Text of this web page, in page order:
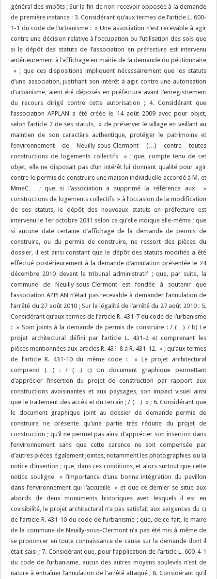
général des impôts ; Sur la fin de non-recevoir opposée à la demande
de première instance : 3. Considérant qu’aux termes de l’article L. 600-
1-1 du code de l’urbanisme : » Une association n’est recevable à agir
contre une décision relative à l’occupation ou l’utilisation des sols que
si le dépôt des statuts de l’association en préfecture est intervenu
antérieurement à l’affichage en mairie de la demande du pétitionnaire
» ; que ces dispositions impliquent nécessairement que les statuts
d’une association, justifiant son intérêt à agir contre une autorisation
d’urbanisme, aient été déposés en préfecture avant l’enregistrement
du recours dirigé contre cette autorisation ; 4. Considérant que
l’association APPLAN a été créée le 14 août 2009 avec pour objet,
selon l’article 2 de ses statuts, » de préserver le village en veillant au
maintien de son caractère authentique, protéger le patrimoine et
l’environnement de Neuilly-sous-Clermont (…) contre toutes
constructions de logements collectifs » ; que, compte tenu de cet
objet, elle ne disposait pas d’un intérêt lui donnant qualité pour agir
contre le permis de construire une maison individuelle accordé à M. et
MmeC… ; que si l’association a supprimé la référence aux »
constructions de logements collectifs » à l’occasion de la modification
de ses statuts, le dépôt des nouveaux statuts en préfecture est
intervenu le 1er octobre 2011 selon ce qu’elle indique elle-même ; que
si aucune date certaine d’affichage de la demande de permis de
construire, ou du permis de construire, ne ressort des pièces du
dossier, il est ainsi constant que le dépôt des statuts modifiés a été
effectué postérieurement à la demande d’annulation présentée le 24
décembre 2010 devant le tribunal administratif ; que, par suite, la
commune de Neuilly-sous-Clermont est fondée à soutenir que
l’association APPLAN n’était pas recevable à demander l’annulation de
l’arrêté du 27 août 2010 ; Sur la légalité de l’arrêté du 27 août 2010 : 5.
Considérant qu’aux termes de l’article R. 431-7 du code de l’urbanisme
: » Sont joints à la demande de permis de construire : / (…) / b) Le
projet architectural défini par l’article L. 431-2 et comprenant les
pièces mentionnées aux articles R. 431-8 à R. 431-12. » ; qu’aux termes
de l’article R. 431-10 du même code : » Le projet architectural
comprend (…) : / (…) c) Un document graphique permettant
d’apprécier l’insertion du projet de construction par rapport aux
constructions avoisinantes et aux paysages, son impact visuel ainsi
que le traitement des accès et du terrain ; / (…) » ; 6. Considérant que
le document graphique joint au dossier de demande permis de
construire ne présente qu’une partie très réduite du projet de
construction ; qu’il ne permet pas ainsi d’apprécier son insertion dans
l’environnement sans que cette carence ne soit compensée par
d’autres pièces également jointes, notamment les photographies ou la
notice d’insertion ; que, dans ces conditions, et alors surtout que cette
notice souligne » l’importance d’une bonne intégration du pavillon
dans l’environnement qui l’accueille » et que ce dernier se situe aux
abords de deux monuments historiques avec lesquels il est en
covisibilité, le projet architectural n’a pas satisfait aux exigences du c)
de l’article R. 431-10 du code de l’urbanisme ; que, de ce fait, le maire
de la commune de Neuilly-sous-Clermont n’a pas été mis à même de
se prononcer en toute connaissance de cause sur la demande dont il
était saisi ; 7. Considérant que, pour l’application de l’article L. 600-4-1
du code de l’urbanisme, aucun des autres moyens soulevés n’est de
nature à entraîner l’annulation de l’arrêté attaqué ; 8. Considérant qu’il